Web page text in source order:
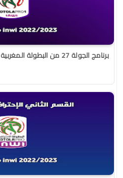
برنامج الجولة 27 من البطولة المغربية 2023/2022